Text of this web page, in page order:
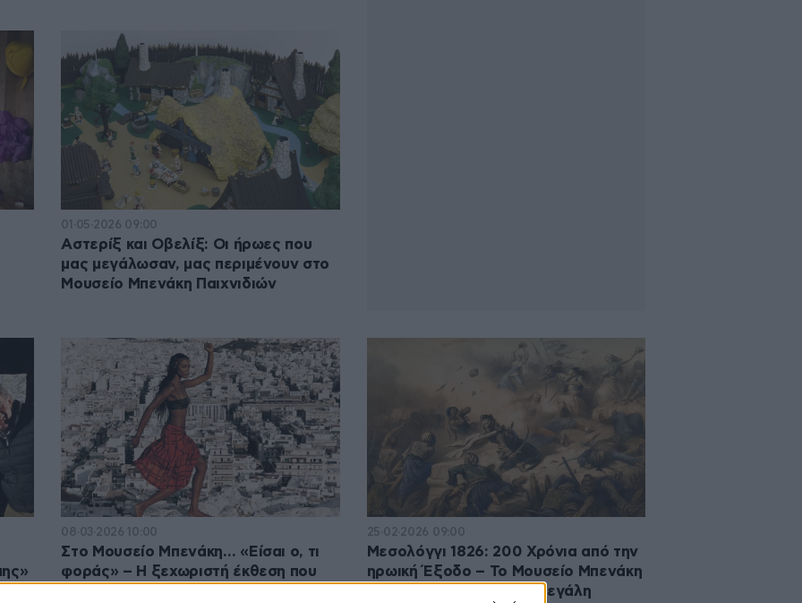
01·05·2026 09:00
Αστερίξ και Οβελίξ: Οι ήρωες που
μας μεγάλωσαν, μας περιμένουν στο
Μουσείο Μπενάκη Παιχνιδιών
08·03·2026 10:00
Στο Μουσείο Μπενάκη… «Είσαι ο, τι
φοράς» – Η ξεχωριστή έκθεση που
25·02·2026 09:00
Μεσολόγγι 1826: 200 Χρόνια από την
ηρωική Έξοδο – Το Μουσείο Μπενάκη
τιμά την επέτειο με μια μεγάλη